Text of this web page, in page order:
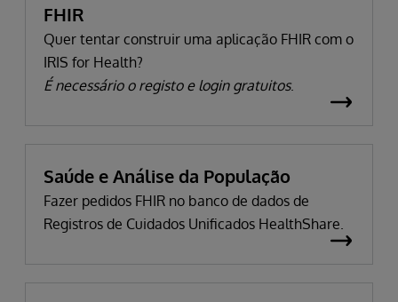
FHIR
Quer tentar construir uma aplicação FHIR com o
IRIS for Health?
É necessário o registo e login gratuitos.
Saúde e Análise da População
Fazer pedidos FHIR no banco de dados de
Registros de Cuidados Unificados HealthShare.